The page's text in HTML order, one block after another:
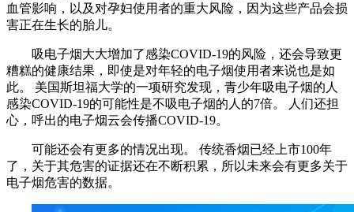
血管影响，以及对孕妇使用者的重大风险，因为这些产品会损
害正在生长的胎儿。
吸电子烟大大增加了感染COVID-19的风险，还会导致更
糟糕的健康结果，即使是对年轻的电子烟使用者来说也是如
此。 美国斯坦福大学的一项研究发现，青少年吸电子烟的人
感染COVID-19的可能性是不吸电子烟的人的7倍。 人们还担
心，呼出的电子烟云会传播COVID-19。
可能还会有更多的情况出现。 传统香烟已经上市100年
了，关于其危害的证据还在不断积累，所以未来会有更多关于
电子烟危害的数据。